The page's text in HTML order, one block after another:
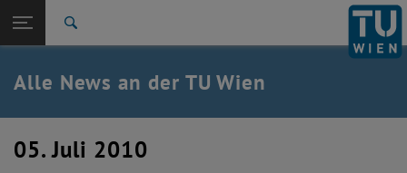
TU Login
Quicklinks
Quicklinks-Menü umschalten
Studium
Karriere
Zurück: Subseiten von TU Wien Startseite auflisten
Zurück zur letzten Ebene:
TU Wien Startseite
Alle News an der TU Wien
05. Juli 2010